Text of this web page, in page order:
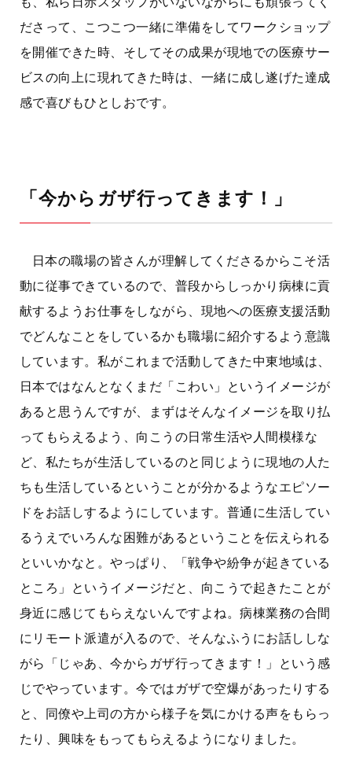
ださって、こつこつ一緒に準備をしてワークショップ
を開催できた時、そしてその成果が現地での医療サー
ビスの向上に現れてきた時は、一緒に成し遂げた達成
感で喜びもひとしおです。
「今からガザ行ってきます！」
日本の職場の皆さんが理解してくださるからこそ活
動に従事できているので、普段からしっかり病棟に貢
献するようお仕事をしながら、現地への医療支援活動
でどんなことをしているかも職場に紹介するよう意識
しています。私がこれまで活動してきた中東地域は、
日本ではなんとなくまだ「こわい」というイメージが
あると思うんですが、まずはそんなイメージを取り払
ってもらえるよう、向こうの日常生活や人間模様な
ど、私たちが生活しているのと同じように現地の人た
ちも生活しているということが分かるようなエピソー
ドをお話しするようにしています。普通に生活してい
るうえでいろんな困難があるということを伝えられる
といいかなと。やっぱり、「戦争や紛争が起きている
ところ」というイメージだと、向こうで起きたことが
身近に感じてもらえないんですよね。病棟業務の合間
にリモート派遣が入るので、そんなふうにお話ししな
がら「じゃあ、今からガザ行ってきます！」という感
じでやっています。今ではガザで空爆があったりする
と、同僚や上司の方から様子を気にかける声をもらっ
たり、興味をもってもらえるようになりました。